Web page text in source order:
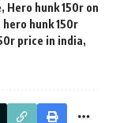
, Hero hunk 150r on
hero hunk 150r
price in india,